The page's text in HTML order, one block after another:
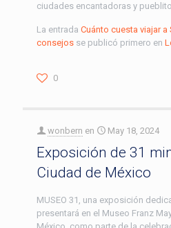
ciudades encantadoras y
La entrada Cuánto cuesta viajar
consejos se publicó primero en
0
wonbern en May 18, 2024
Exposición de 31
Ciudad de México
MUSEO 31, una exposición
presentará en el Museo Franz